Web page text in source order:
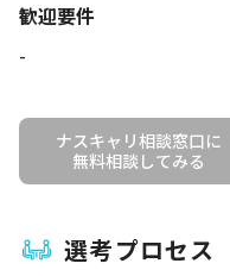
歓迎要件
-
ナスキャリ相談窓口に
無料相談してみる
選考プロセス